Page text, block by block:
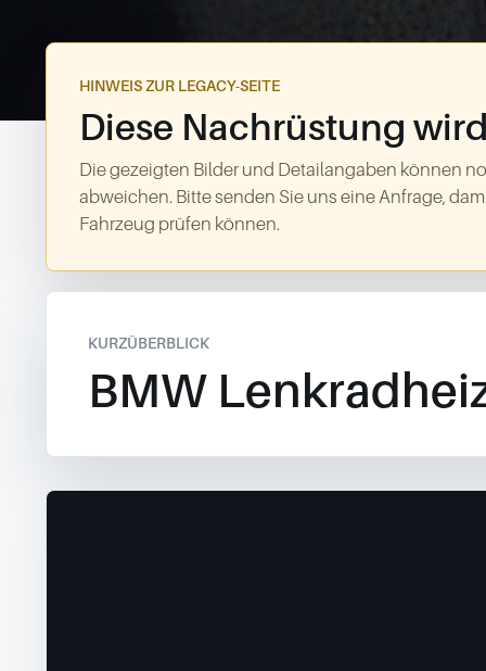
HINWEIS ZUR LEGACY-SEITE
Diese Nachrüstung
Die gezeigten Bilder und Detailangaben können
abweichen. Bitte senden Sie uns eine Anfrage,
Fahrzeug prüfen können.
KURZÜBERBLICK
BMW